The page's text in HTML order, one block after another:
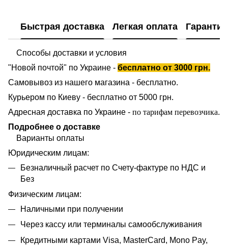
Быстрая доставка Легкая оплата Гарантия
Способы доставки и условия
"Новой почтой" по Украине - бесплатно от 3000 грн.
Самовывоз из нашего магазина - бесплатно.
Курьером по Киеву - бесплатно от 5000 грн.
Адресная доставка по Украине - по тарифам перевозчика.
Подробнее о доставке
Варианты оплаты
Юридическим лицам:
Безналичный расчет по Счету-фактуре по НДС и
Без
Физическим лицам:
Наличными при получении
Через кассу или терминалы самообслуживания
Кредитными картами Visa, MasterCard, Mono Pay,